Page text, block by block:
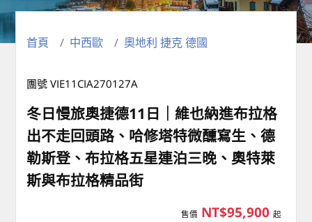
首頁 中西歐 奧地利 捷克 德國
團號 VIE11CIA270127A
冬日慢旅奧捷德11日｜維也納進布拉格
出不走回頭路、哈修塔特微醺寫生、德
勒斯登、布拉格五星連泊三晚、奧特萊
斯與布拉格精品街
售價 NT$95,900 起